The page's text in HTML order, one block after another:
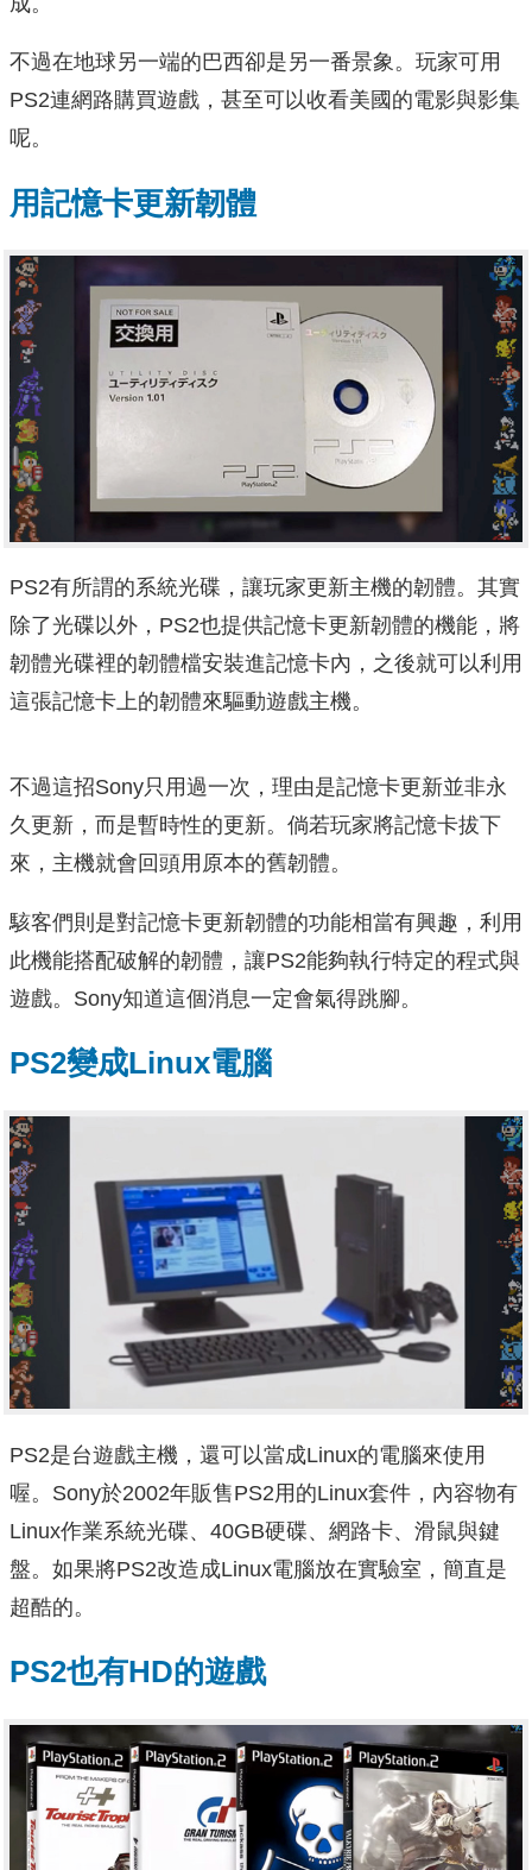
不過在地球另一端的巴西卻是另一番景象。玩家可用
PS2連網路購買遊戲，甚至可以收看美國的電影與影集
呢。
用記憶卡更新韌體
PS2有所謂的系統光碟，讓玩家更新主機的韌體。其實
除了光碟以外，PS2也提供記憶卡更新韌體的機能，將
韌體光碟裡的韌體檔安裝進記憶卡內，之後就可以利用
這張記憶卡上的韌體來驅動遊戲主機。
不過這招Sony只用過一次，理由是記憶卡更新並非永
久更新，而是暫時性的更新。倘若玩家將記憶卡拔下
來，主機就會回頭用原本的舊韌體。
駭客們則是對記憶卡更新韌體的功能相當有興趣，利用
此機能搭配破解的韌體，讓PS2能夠執行特定的程式與
遊戲。Sony知道這個消息一定會氣得跳腳。
PS2變成Linux電腦
PS2是台遊戲主機，還可以當成Linux的電腦來使用
喔。Sony於2002年販售PS2用的Linux套件，內容物有
Linux作業系統光碟、40GB硬碟、網路卡、滑鼠與鍵
盤。如果將PS2改造成Linux電腦放在實驗室，簡直是
超酷的。
PS2也有HD的遊戲